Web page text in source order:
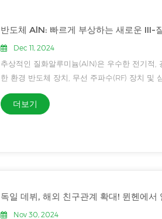
반도체 AlN: 빠르게 부상하는 새로운 III-
Dec 11, 2024
추상적인 질화알루미늄(AlN)은 우수한 전기적,
한 환경 반도체 장치, 무선 주파수(RF) 장치 및
용 분야에서 큰 관심을 끄는 재료입니다. [1-3].
Ga2O3)와...
더보기
독일 데뷔, 해외 친구관계 확대! 뮌헨에
Nov 30, 2024